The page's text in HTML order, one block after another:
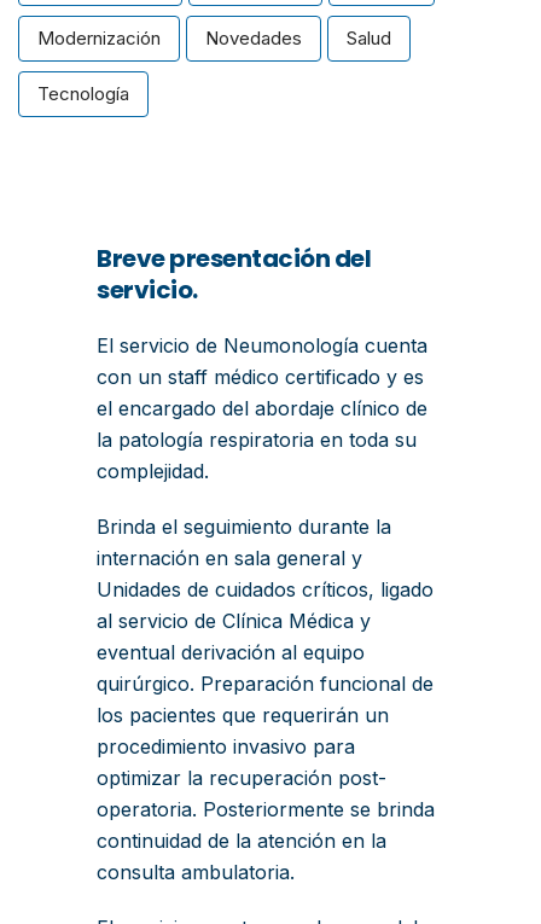
Modernización Novedades Salud
Tecnología
Breve presentación del
servicio.
El servicio de Neumonología cuenta
con un staff médico certificado y es
el encargado del abordaje clínico de
la patología respiratoria en toda su
complejidad.
Brinda el seguimiento durante la
internación en sala general y
Unidades de cuidados críticos, ligado
al servicio de Clínica Médica y
eventual derivación al equipo
quirúrgico. Preparación funcional de
los pacientes que requerirán un
procedimiento invasivo para
optimizar la recuperación post-
operatoria. Posteriormente se brinda
continuidad de la atención en la
consulta ambulatoria.